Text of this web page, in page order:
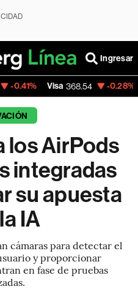
Ingresar
368.54 -0.28%
los AirPods
integradas
su apuesta
IA
cámaras para detectar el
y proporcionar
en fase de pruebas